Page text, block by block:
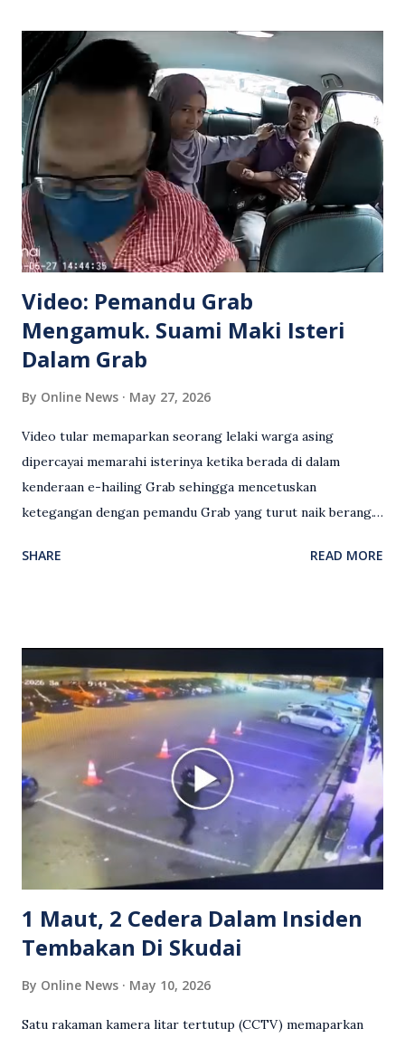
Video: Pemandu Grab
Mengamuk. Suami Maki Isteri
Dalam Grab
By Online News May 27, 2026
Video tular memaparkan seorang lelaki warga asing
dipercayai memarahi isterinya ketika berada di dalam
kenderaan e-hailing Grab sehingga mencetuskan
ketegangan dengan pemandu Grab yang turut naik berang.
antara seorang lelaki warga asing dengan pemandu Grab
Grab bertindak mempertahankan wanita terbabit sebelum
berlaku pertikaman lidah antara kedua-dua pihak. Video
berkenaan kini tular di media sosial dan mendapat pelbagai
reaksi orang ramai. Antara komen orang awam yang tular di
media sosial mengenai insiden tersebut ialah ramai yang
meluahkan rasa marah terhadap tindakan lelaki berkenaan
serta memuji pemandu Grab kerana campur tangan.
Sebahagian netizen turut meminta pihak berkuasa
mengambil tindakan tegas, manakala ada yang bersimpati
terhadap wanita dipercayai menjadi mangs...
SHARE READ MORE
1 Maut, 2 Cedera Dalam Insiden
Tembakan Di Skudai
By Online News May 10, 2026
Satu rakaman kamera litar tertutup (CCTV) memaparkan